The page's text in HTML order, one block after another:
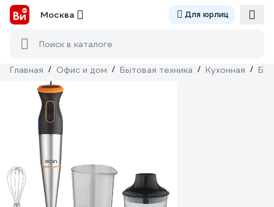
Москва Для юрлиц
Поиск в каталоге
Главная / Офис и дом / Бытовая техника / Кухонная /